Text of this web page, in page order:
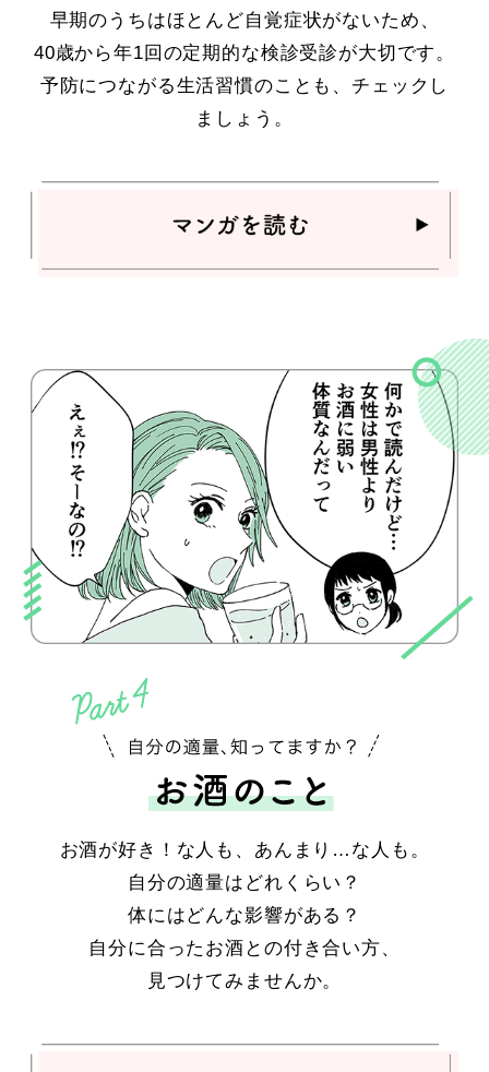
早期のうちはほとんど自覚症状がないため、
40歳から年1回の定期的な検診受診が大切です。
予防につながる生活習慣のことも、チェックし
ましょう。
お酒が好き！な人も、あんまり…な人も。
自分の適量はどれくらい？
体にはどんな影響がある？
自分に合ったお酒との付き合い方、
見つけてみませんか。